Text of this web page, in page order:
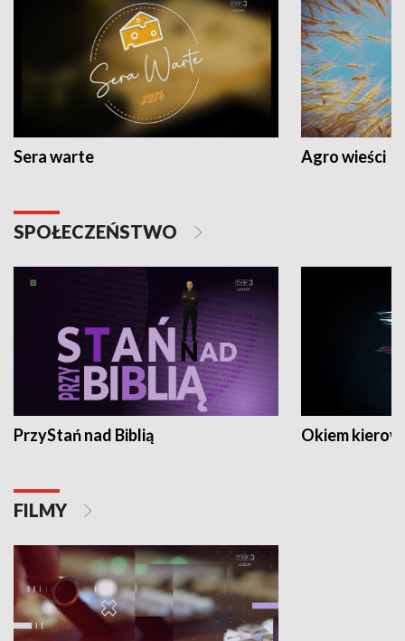
Sera warte Agro wieści
SPOŁECZEŃSTWO
PrzyStań nad Biblią Okiem
FILMY